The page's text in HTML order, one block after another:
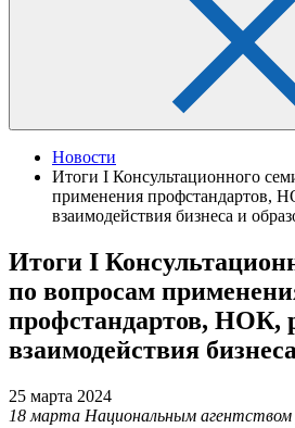
Новости
Итоги I Консультационного
применения профстандартов,
взаимодействия бизнеса и
Итоги I
по вопросам
профстандартов, НОК,
взаимодействия
25 марта 2024
18 марта Национальным агентством